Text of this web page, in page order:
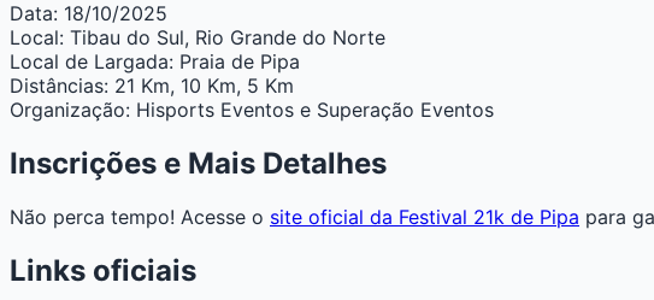
Data: 18/10/2025
Local: Tibau do Sul, Rio Grande do Norte
Local de Largada: Praia de Pipa
Distâncias: 21 Km, 10 Km, 5 Km
Organização: Hisports Eventos e Superação Eventos
Inscrições e Mais Detalhes
Não perca tempo! Acesse o site oficial da Festival 21k de Pipa para
Links oficiais